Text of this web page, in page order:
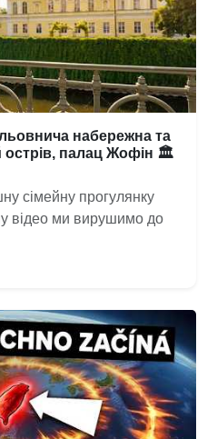
набережна та
палац Жофін 🏛️
сімейну прогулянку
відео ми вирушимо до